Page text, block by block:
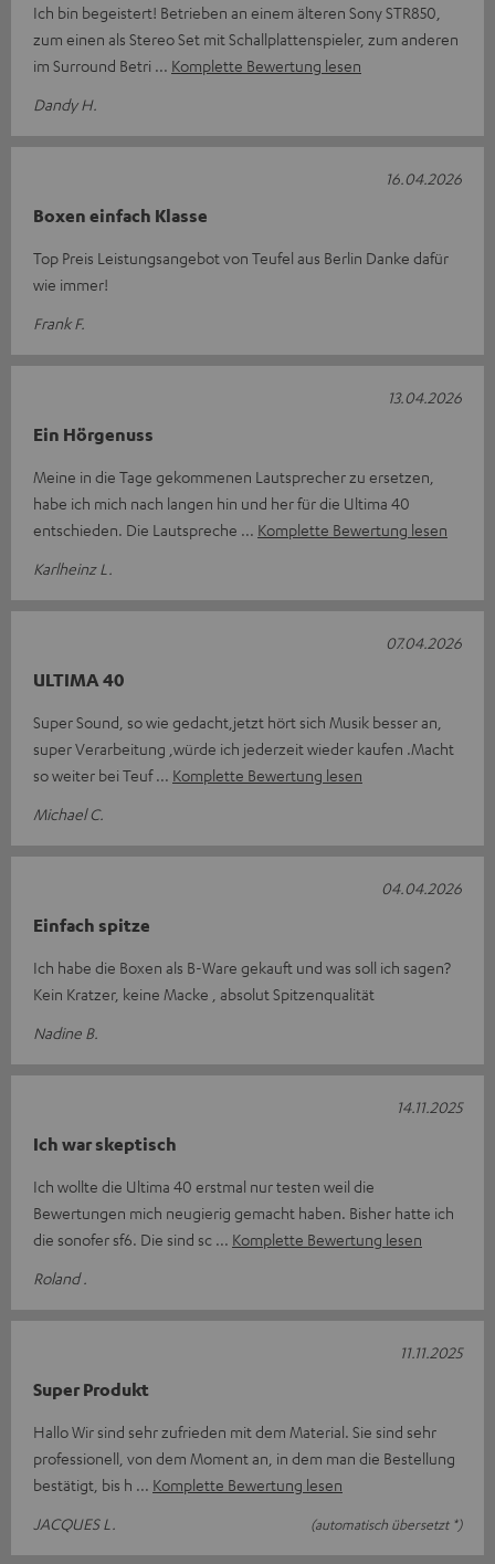
Ich bin begeistert! Betrieben an einem älteren Sony STR850,
zum einen als Stereo Set mit Schallplattenspieler, zum anderen
im Surround Betri
Komplette Bewertung lesen
Dandy H.
Boxen einfach Klasse
Top Preis Leistungsangebot von Teufel aus Berlin Danke dafür
wie immer!
Frank F.
16.04.2026
Ein Hörgenuss
Meine in die Tage gekommenen Lautsprecher zu ersetzen,
habe ich mich nach langen hin und her für die Ultima 40
entschieden. Die Lautspreche
Komplette Bewertung lesen
Karlheinz L.
13.04.2026
ULTIMA 40
Super Sound, so wie gedacht,jetzt hört sich Musik besser an,
super Verarbeitung ,würde ich jederzeit wieder kaufen .Macht
so weiter bei Teuf
Komplette Bewertung lesen
Michael C.
07.04.2026
Einfach spitze
Ich habe die Boxen als B-Ware gekauft und was soll ich sagen?
Kein Kratzer, keine Macke , absolut Spitzenqualität
Nadine B.
04.04.2026
Ich war skeptisch
Ich wollte die Ultima 40 erstmal nur testen weil die
Bewertungen mich neugierig gemacht haben. Bisher hatte ich
die sonofer sf6. Die sind sc
Komplette Bewertung lesen
Roland .
14.11.2025
Super Produkt
Hallo Wir sind sehr zufrieden mit dem Material. Sie sind sehr
professionell, von dem Moment an, in dem man die Bestellung
bestätigt, bis h
Komplette Bewertung lesen
JACQUES L.
(automatisch übersetzt *)
11.11.2025